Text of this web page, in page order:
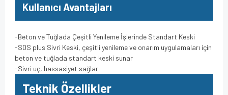
Kullanıcı Avantajları
-Beton ve Tuğlada Çeşitli Yenileme İşlerinde Standart Keski
-SDS plus Sivri Keski, çeşitli yenileme ve onarım uygulamaları için
beton ve tuğlada standart keski sunar
-Sivri uç, hassasiyet sağlar
Teknik Özellikler